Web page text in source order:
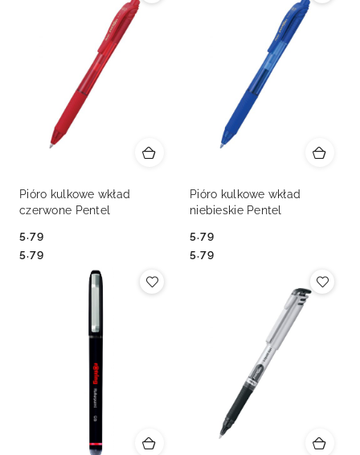
Pióro kulkowe wkład
czerwone Pentel
Cena:
5.79
Cena:
5.79
Pióro kulkowe wkład
niebieskie Pentel
Cena:
5.79
Cena:
5.79